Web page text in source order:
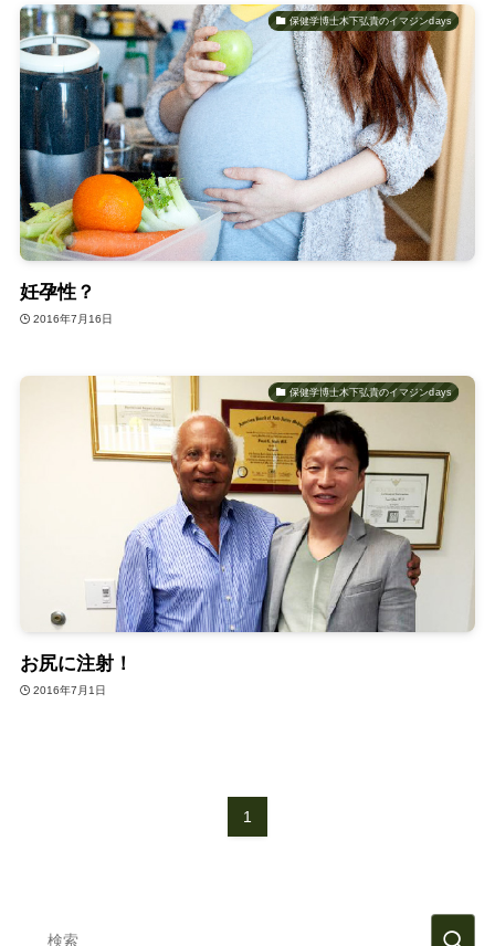
保健学博士木下弘貴のイマジンdays
妊孕性？
2016年7月16日
保健学博士木下弘貴のイマジンdays
お尻に注射！
2016年7月1日
1